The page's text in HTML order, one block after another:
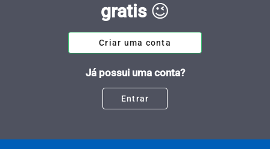
gratis😉
Criar uma conta
Já possui uma conta?
Entrar